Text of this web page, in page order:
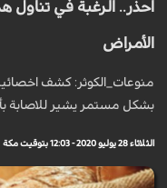
احذر.. الرغبة في تناول
الأمراض
منوعات_الكوثر: كشف
بشكل مستمر يشير للاصابة
الثلاثاء 28 يوليو 2020 - 12:03 بتوقيت مكة